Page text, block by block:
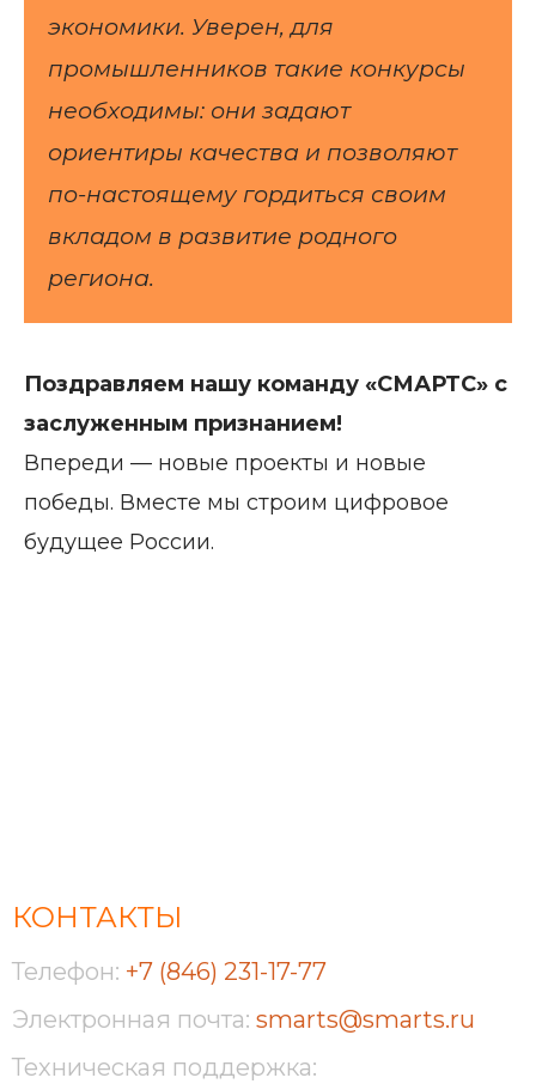
экономики. Уверен, для
промышленников такие конкурсы
необходимы: они задают
ориентиры качества и позволяют
по-настоящему гордиться своим
вкладом в развитие родного
региона.
Поздравляем нашу команду «СМАРТС» с
заслуженным признанием!
Впереди — новые проекты и новые
победы. Вместе мы строим цифровое
будущее России.
КОНТАКТЫ
Телефон: +7 (846) 231-17-77
Электронная почта: smarts@smarts.ru
Техническая поддержка: